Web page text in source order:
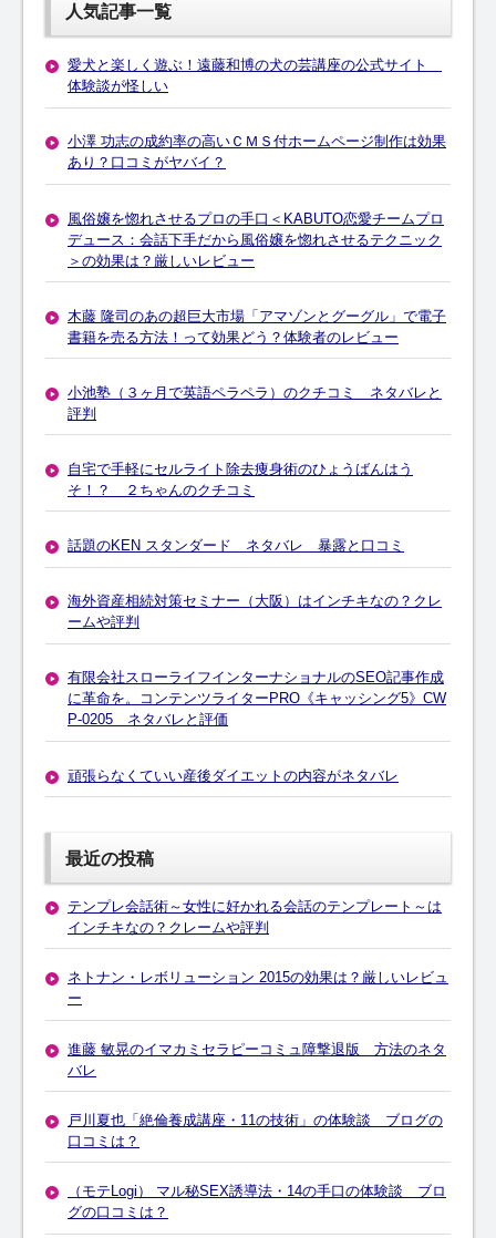
人気記事一覧
愛犬と楽しく遊ぶ！遠藤和博の犬の芸講座の公式サイト
体験談が怪しい
小澤 功志の成約率の高いＣＭＳ付ホームページ制作は効果
あり？口コミがヤバイ？
風俗嬢を惚れさせるプロの手口＜KABUTO恋愛チームプロ
デュース：会話下手だから風俗嬢を惚れさせるテクニック
＞の効果は？厳しいレビュー
木藤 隆司のあの超巨大市場「アマゾンとグーグル」で電子
書籍を売る方法！って効果どう？体験者のレビュー
小池塾（３ヶ月で英語ペラペラ）のクチコミ ネタバレと
評判
自宅で手軽にセルライト除去痩身術のひょうばんはう
そ！？ ２ちゃんのクチコミ
話題のKEN スタンダード ネタバレ 暴露と口コミ
海外資産相続対策セミナー（大阪）はインチキなの？クレ
ームや評判
有限会社スローライフインターナショナルのSEO記事作成
に革命を。コンテンツライターPRO《キャッシング5》CW
P-0205 ネタバレと評価
頑張らなくていい産後ダイエットの内容がネタバレ
最近の投稿
テンプレ会話術～女性に好かれる会話のテンプレート～は
インチキなの？クレームや評判
ネトナン・レボリューション 2015の効果は？厳しいレビュ
ー
進藤 敏晃のイマカミセラピーコミュ障撃退版 方法のネタ
バレ
戸川夏也「絶倫養成講座・11の技術」の体験談 ブログの
口コミは？
（モテLogi） マル秘SEX誘導法・14の手口の体験談 ブロ
グの口コミは？